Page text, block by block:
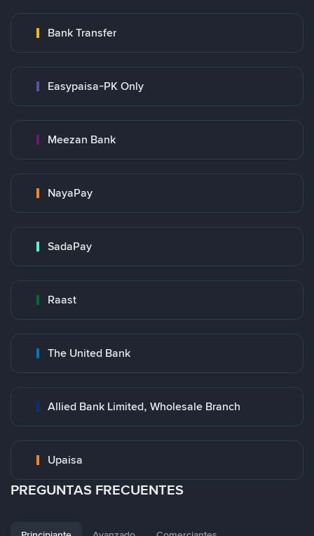
Bank Transfer
Easypaisa-PK Only
Meezan Bank
NayaPay
SadaPay
Raast
The United Bank
Allied Bank Limited, Wholesale Branch
Upaisa
PREGUNTAS FRECUENTES